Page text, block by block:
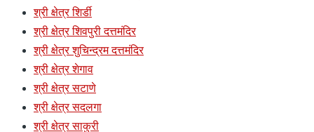
श्री क्षेत्र शिर्डी
श्री क्षेत्र शिवपुरी दत्तमंदिर
श्री क्षेत्र शुचिन्द्रम दत्तमंदिर
श्री क्षेत्र शेगाव
श्री क्षेत्र सटाणे
श्री क्षेत्र सदलगा
श्री क्षेत्र साकुरी